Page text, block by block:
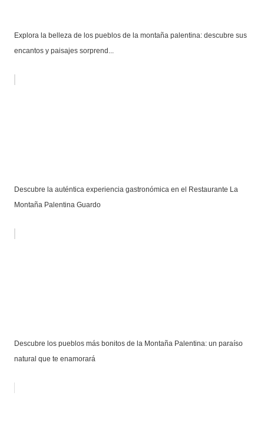
Explora la belleza de los pueblos de la montaña palentina: descubre sus
encantos y paisajes sorprend...
Descubre la auténtica experiencia gastronómica en el Restaurante La
Montaña Palentina Guardo
Descubre los pueblos más bonitos de la Montaña Palentina: un paraíso
natural que te enamorará